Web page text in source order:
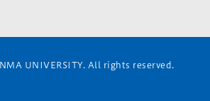
UNIVERSITY. All rights reserved.